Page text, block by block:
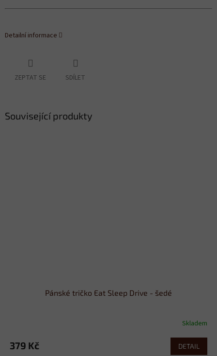
Detailní informace
ZEPTAT SE SDÍLET
Související produkty
Pánské tričko Eat Sleep Drive - šedé
Skladem
379 Kč DETAIL